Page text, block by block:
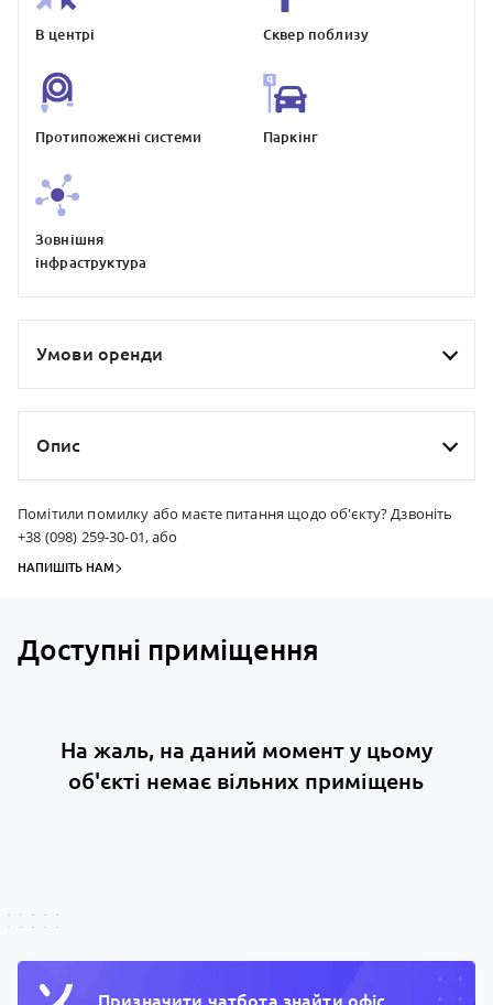
В центрі Сквер поблизу
Протипожежнi системи Паркiнг
Зовнiшня
iнфраструктура
Умови оренди
Опис
Помітили помилку або маєте питання щодо об'єкту? Дзвоніть
+38 (098) 259-30-01, або
НАПИШІТЬ НАМ
Доступні приміщення
На жаль, на даний момент у цьому
об'єкті немає вільних приміщень
Призначити чатбота знайти офiс